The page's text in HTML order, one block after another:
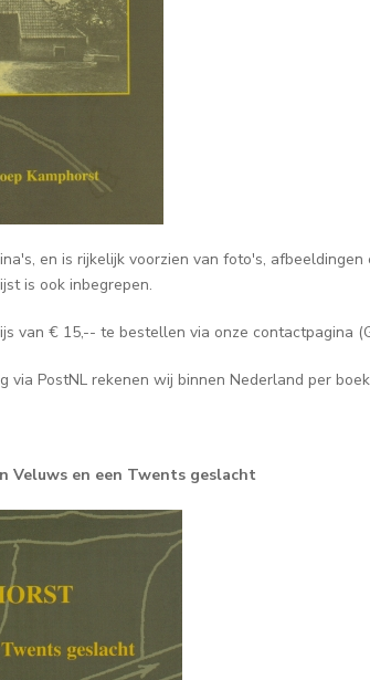
en is rijkelijk voorzien van foto's,
is ook inbegrepen.
van € 15,-- te bestellen via onze contactpagina
via PostNL rekenen wij binnen Nederland per
Veluws en een Twents geslacht